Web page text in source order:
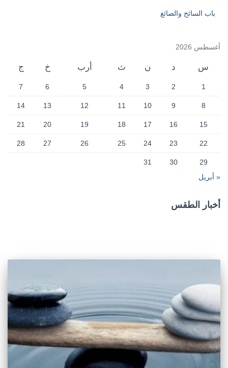
باب السائح والصائغ
أغسطس 2026
س د ن ث أرب خ ج
1
2
3
4
5
6
7
8
9
10
11
12
13
14
15
16
17
18
19
20
21
22
23
24
25
26
27
28
29
30
31
« أبريل
أخبار الطقس